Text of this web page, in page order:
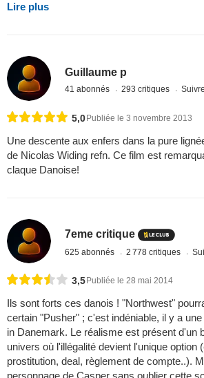
Lire plus
Guillaume p
41 abonnés 293 critiques
5,0Publiée le 3 novembre 2013
Une descente aux enfers dans la pure
de Nicolas Widing refn. Ce film est
claque Danoise!
7eme critique
625 abonnés 2 778 critiques
3,5Publiée le 28 mai 2014
Ils sont forts ces danois ! "Northwest"
certain "Pusher" ; c'est indéniable, il y a
in Danemark. Le réalisme est présent d'un
univers où l'illégalité devient l'unique option
prostitution, deal, règlement de compte..).
personnage de Casper sans oublier cette